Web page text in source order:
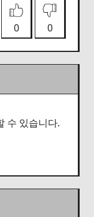
0 0
수 있습니다.